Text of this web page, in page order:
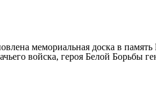
мемориальная доска в
войска, героя Белой Борьбы